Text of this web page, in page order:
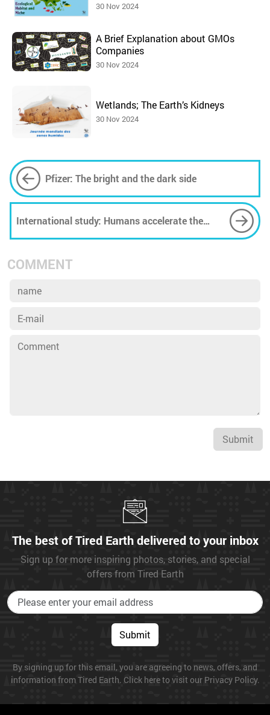
30 Nov 2024
A Brief Explanation about GMOs
Companies
30 Nov 2024
Wetlands; The Earth’s Kidneys
30 Nov 2024
Pfizer: The bright and the dark side
International study: Humans accelerate the
change of biodiversity
COMMENT
Submit
The best of Tired Earth delivered to your inbox
Sign up for more inspiring photos, stories, and special
offers from Tired Earth
Submit
By signing up for this email, you are agreeing to news, offers, and
information from Tired Earth. Click here to visit our Privacy Policy.